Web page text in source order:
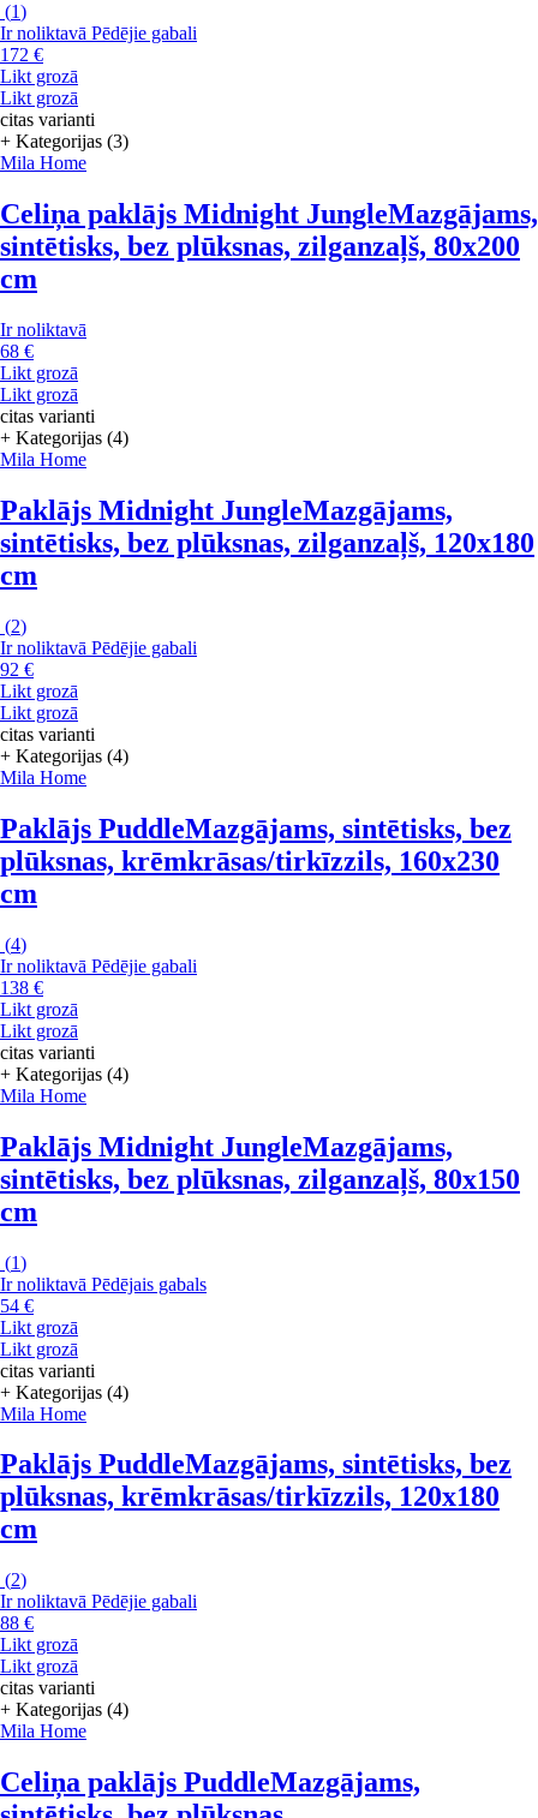
(1)
Ir noliktavā Pēdējie gabali
172 €
Likt grozā
Likt grozā
citas varianti
+ Kategorijas (3)
Mila Home
Celiņa paklājs Midnight JungleMazgājams,
sintētisks, bez plūksnas, zilganzaļš, 80x200
cm
Ir noliktavā
68 €
Likt grozā
Likt grozā
citas varianti
+ Kategorijas (4)
Mila Home
Paklājs Midnight JungleMazgājams,
sintētisks, bez plūksnas, zilganzaļš, 120x180
cm
(2)
Ir noliktavā Pēdējie gabali
92 €
Likt grozā
Likt grozā
citas varianti
+ Kategorijas (4)
Mila Home
Paklājs PuddleMazgājams, sintētisks, bez
plūksnas, krēmkrāsas/tirkīzzils, 160x230
cm
(4)
Ir noliktavā Pēdējie gabali
138 €
Likt grozā
Likt grozā
citas varianti
+ Kategorijas (4)
Mila Home
Paklājs Midnight JungleMazgājams,
sintētisks, bez plūksnas, zilganzaļš, 80x150
cm
(1)
Ir noliktavā Pēdējais gabals
54 €
Likt grozā
Likt grozā
citas varianti
+ Kategorijas (4)
Mila Home
Paklājs PuddleMazgājams, sintētisks, bez
plūksnas, krēmkrāsas/tirkīzzils, 120x180
cm
(2)
Ir noliktavā Pēdējie gabali
88 €
Likt grozā
Likt grozā
citas varianti
+ Kategorijas (4)
Mila Home
Celiņa paklājs PuddleMazgājams,